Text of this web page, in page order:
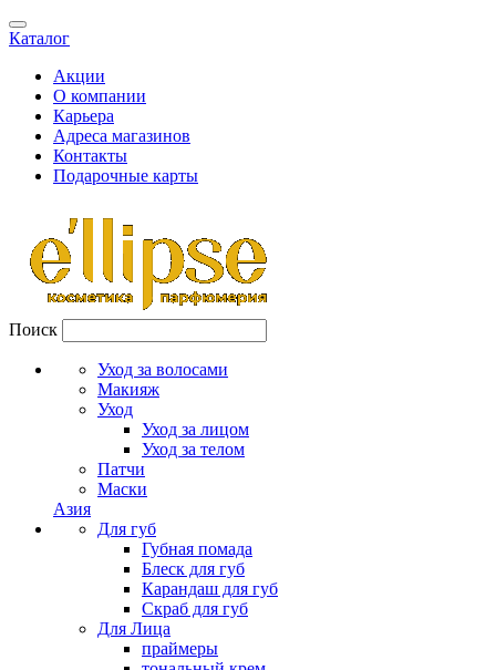
Каталог
Акции
О компании
Карьера
Адреса магазинов
Контакты
Подарочные карты
Поиск
Уход за волосами
Макияж
Уход
Уход за лицом
Уход за телом
Патчи
Маски
Азия
Для губ
Губная помада
Блеск для губ
Карандаш для губ
Скраб для губ
Для Лица
праймеры